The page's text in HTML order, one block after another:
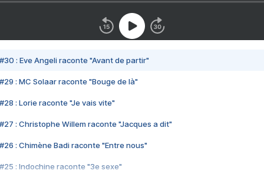
#30 : Eve Angeli raconte "Avant de partir"
#29 : MC Solaar raconte "Bouge de là"
#28 : Lorie raconte "Je vais vite"
#27 : Christophe Willem raconte "Jacques a dit"
#26 : Chimène Badi raconte "Entre nous"
#25 : Indochine raconte "3e sexe"